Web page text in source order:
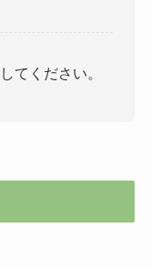
してください。